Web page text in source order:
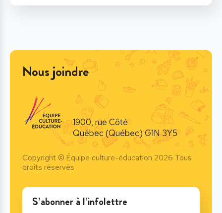
Nous joindre
1900, rue Côté
Québec (Québec) G1N 3Y5
Copyright © Équipe culture-éducation 2026 Tous
droits réservés
S’abonner à l’infolettre